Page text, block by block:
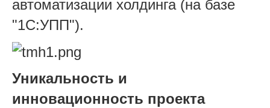
автоматизации холдинга (на базе
"1С:УПП").
Уникальность и
инновационность проекта